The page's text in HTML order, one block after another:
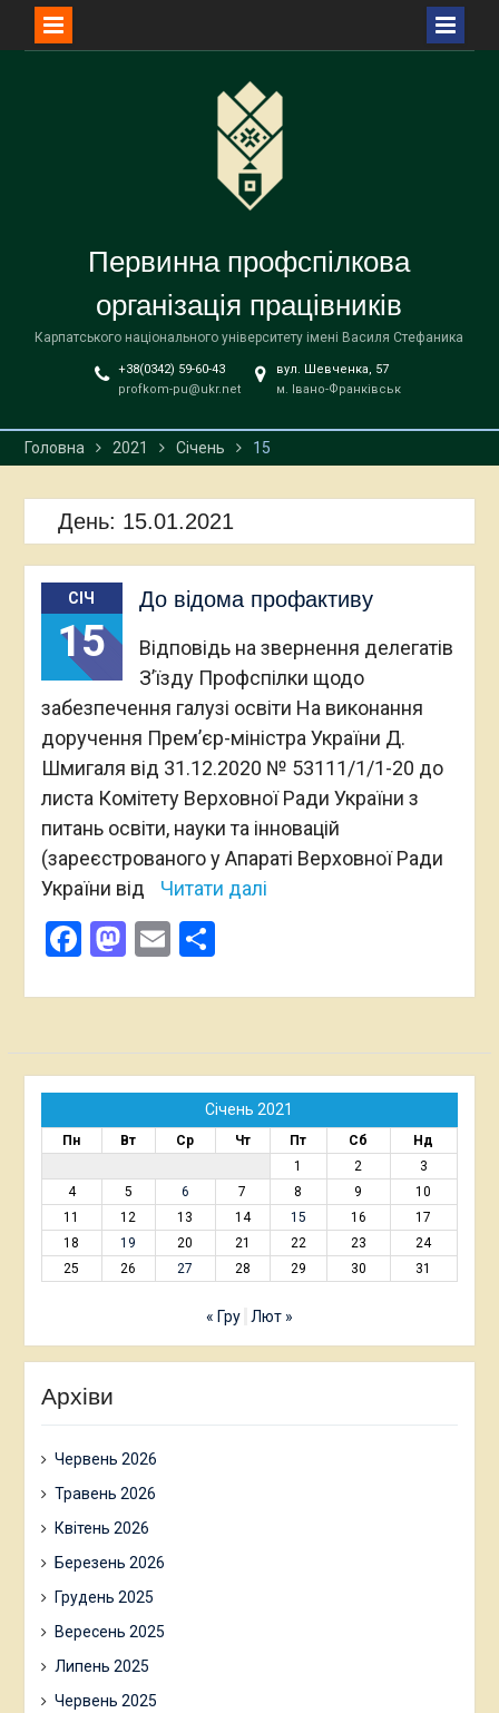
Первинна профспілкова
організація працівників
Карпатського національного університету імені Василя Стефаника
+38(0342) 59-60-43
profkom-pu@ukr.net
вул. Шевченка, 57
м. Івано-Франківськ
Головна 2021 Січень 15
День: 15.01.2021
СІЧ
15
До відома профактиву
Відповідь на звернення делегатів
З’їзду Профспілки щодо
забезпечення галузі освіти На виконання
доручення Прем’єр-міністра України Д.
Шмигаля від 31.12.2020 № 53111/1/1-20 до
листа Комітету Верховної Ради України з
питань освіти, науки та інновацій
(зареєстрованого у Апараті Верховної Ради
України від
Читати далі
Facebook
Mastodon
EmailПоділитися
Січень 2021
Пн Вт Ср Чт Пт Сб
Нд
1
2
3
4
5 6 7 8 9
10
11
12 13 14 15 16
17
18
19 20 21 22 23
24
25
26 27 28 29 30 31
« Гру Лют »
Архіви
Червень 2026
Травень 2026
Квітень 2026
Березень 2026
Грудень 2025
Вересень 2025
Липень 2025
Червень 2025